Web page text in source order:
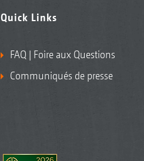
Quick Links
FAQ | Foire aux Questions
Communiqués de presse